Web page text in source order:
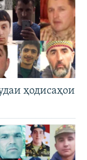
ҳодисаҳои